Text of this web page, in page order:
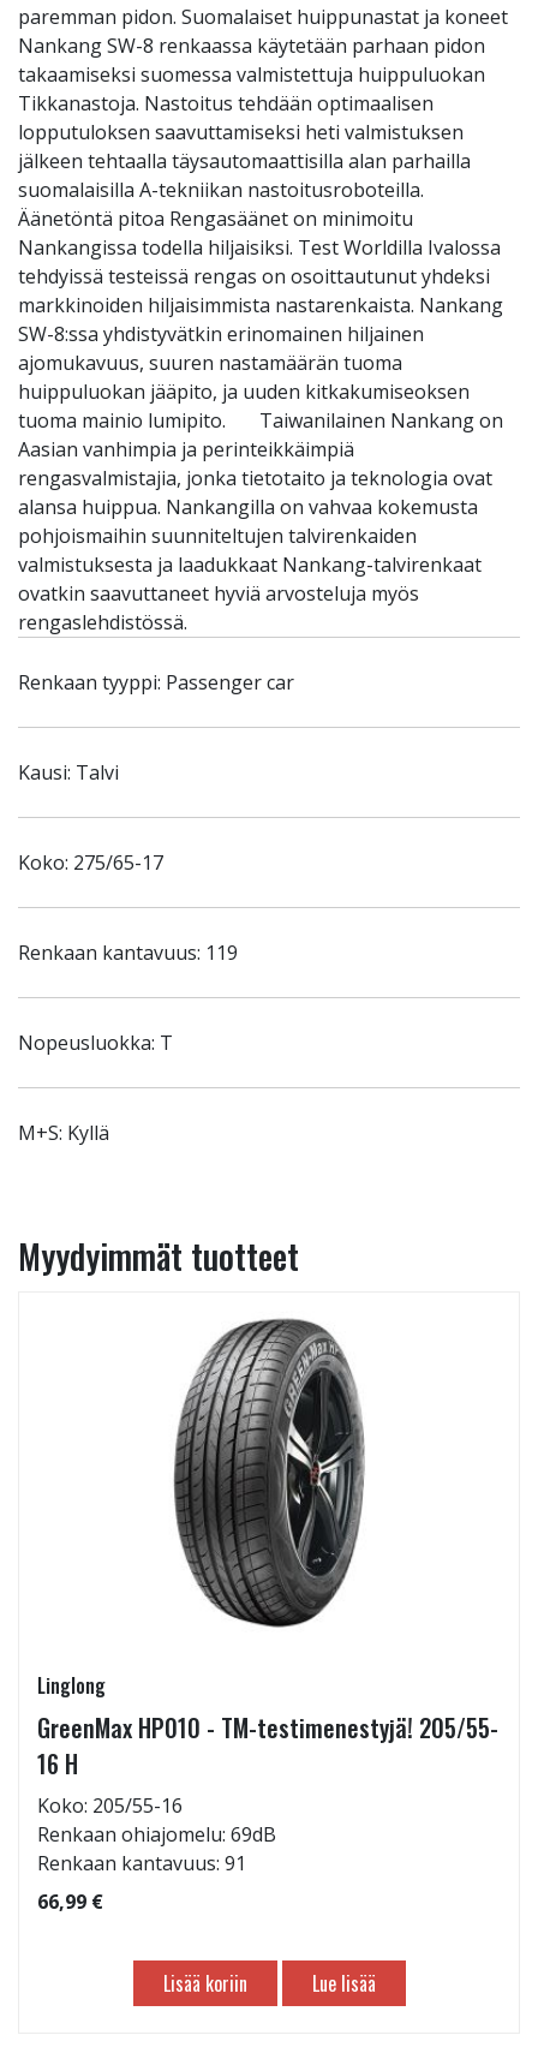
paremman pidon. Suomalaiset huippunastat ja koneet
Nankang SW-8 renkaassa käytetään parhaan pidon
takaamiseksi suomessa valmistettuja huippuluokan
Tikkanastoja. Nastoitus tehdään optimaalisen
lopputuloksen saavuttamiseksi heti valmistuksen
jälkeen tehtaalla täysautomaattisilla alan parhailla
suomalaisilla A-tekniikan nastoitusroboteilla.
Äänetöntä pitoa Rengasäänet on minimoitu
Nankangissa todella hiljaisiksi. Test Worldilla Ivalossa
tehdyissä testeissä rengas on osoittautunut yhdeksi
markkinoiden hiljaisimmista nastarenkaista. Nankang
SW-8:ssa yhdistyvätkin erinomainen hiljainen
ajomukavuus, suuren nastamäärän tuoma
huippuluokan jääpito, ja uuden kitkakumiseoksen
tuoma mainio lumipito. Taiwanilainen Nankang on
Aasian vanhimpia ja perinteikkäimpiä
rengasvalmistajia, jonka tietotaito ja teknologia ovat
alansa huippua. Nankangilla on vahvaa kokemusta
pohjoismaihin suunniteltujen talvirenkaiden
valmistuksesta ja laadukkaat Nankang-talvirenkaat
ovatkin saavuttaneet hyviä arvosteluja myös
rengaslehdistössä.
Renkaan tyyppi: Passenger car
Kausi: Talvi
Koko: 275/65-17
Renkaan kantavuus: 119
Nopeusluokka: T
M+S: Kyllä
Myydyimmät tuotteet
Linglong
GreenMax HP010 - TM-testimenestyjä! 205/55-
16 H
Koko: 205/55-16
Renkaan ohiajomelu: 69dB
Renkaan kantavuus: 91
66,99 €
Lisää koriin Lue lisää